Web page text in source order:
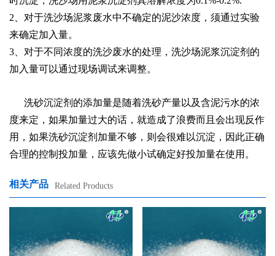
2、对于洗沙场泥浆废水中不确定的泥沙浓度，须通过实验
来确定加入量。
3、对于不同浓度的洗沙废水的处理，洗沙场泥浆沉淀剂的
加入量可以通过现场调试来调整。
洗砂沉淀剂的添加量是随着洗砂产量以及含泥污水的浓
度来定，如果加量过大的话，就造成了浪费而且会出现反作
用，如果洗砂沉淀剂加量不够，则会很难以沉淀，因此正确
合理的控制投加量，应该先做小试确定好投加量在使用。
相关产品 Related Products